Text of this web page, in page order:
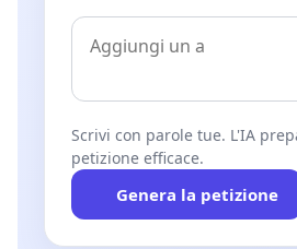
Scrivi con parole tue. L'IA
petizione efficace.
Genera la petizione